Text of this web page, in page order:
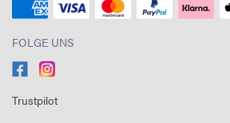
FOLGE UNS
Trustpilot